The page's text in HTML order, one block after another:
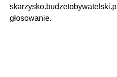
skarzysko.budzetobywatelski.pl
głosowanie.